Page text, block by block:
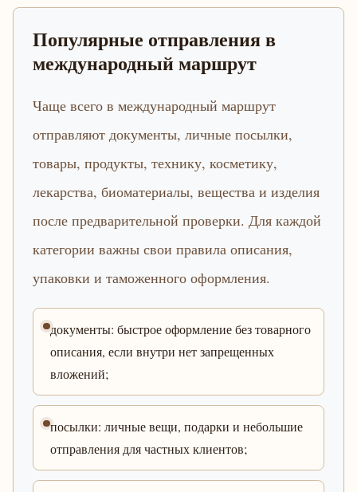
Популярные отправления в
международный маршрут
Чаще всего в международный маршрут
отправляют документы, личные посылки,
товары, продукты, технику, косметику,
лекарства, биоматериалы, вещества и изделия
после предварительной проверки. Для каждой
категории важны свои правила описания,
упаковки и таможенного оформления.
документы: быстрое оформление без товарного
описания, если внутри нет запрещенных
вложений;
посылки: личные вещи, подарки и небольшие
отправления для частных клиентов;